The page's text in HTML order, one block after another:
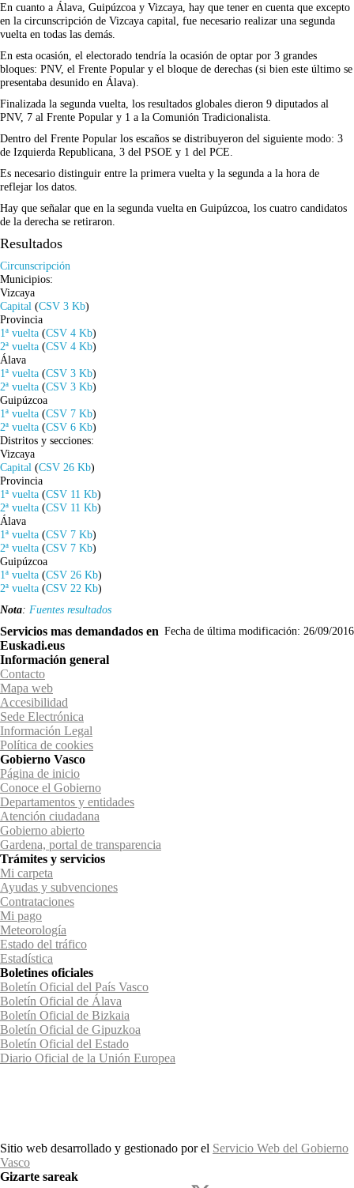
En cuanto a Álava, Guipúzcoa y Vizcaya, hay que tener en cuenta que excepto
en la circunscripción de Vizcaya capital, fue necesario realizar una segunda
vuelta en todas las demás.
En esta ocasión, el electorado tendría la ocasión de optar por 3 grandes
bloques: PNV, el Frente Popular y el bloque de derechas (si bien este último se
presentaba desunido en Álava).
Finalizada la segunda vuelta, los resultados globales dieron 9 diputados al
PNV, 7 al Frente Popular y 1 a la Comunión Tradicionalista.
Dentro del Frente Popular los escaños se distribuyeron del siguiente modo: 3
de Izquierda Republicana, 3 del PSOE y 1 del PCE.
Es necesario distinguir entre la primera vuelta y la segunda a la hora de
reflejar los datos.
Hay que señalar que en la segunda vuelta en Guipúzcoa, los cuatro candidatos
de la derecha se retiraron.
Resultados
Circunscripción
Municipios:
Vizcaya
Capital (CSV 3 Kb)
Provincia
1ª vuelta (CSV 4 Kb)
2ª vuelta (CSV 4 Kb)
Álava
1ª vuelta (CSV 3 Kb)
2ª vuelta (CSV 3 Kb)
Guipúzcoa
1ª vuelta (CSV 7 Kb)
2ª vuelta (CSV 6 Kb)
Distritos y secciones:
Vizcaya
Capital (CSV 26 Kb)
Provincia
1ª vuelta (CSV 11 Kb)
2ª vuelta (CSV 11 Kb)
Álava
1ª vuelta (CSV 7 Kb)
2ª vuelta (CSV 7 Kb)
Guipúzcoa
1ª vuelta (CSV 26 Kb)
2ª vuelta (CSV 22 Kb)
Nota: Fuentes resultados
Fecha de última modificación: 26/09/2016
Servicios mas demandados en
Euskadi.eus
Información general
Contacto
Mapa web
Accesibilidad
Sede Electrónica
Información Legal
Política de cookies
Gobierno Vasco
Página de inicio
Conoce el Gobierno
Departamentos y entidades
Atención ciudadana
Gobierno abierto
Gardena, portal de transparencia
Trámites y servicios
Mi carpeta
Ayudas y subvenciones
Contrataciones
Mi pago
Meteorología
Estado del tráfico
Estadística
Boletines oficiales
Boletín Oficial del País Vasco
Boletín Oficial de Álava
Boletín Oficial de Bizkaia
Boletín Oficial de Gipuzkoa
Boletín Oficial del Estado
Diario Oficial de la Unión Europea
Sitio web desarrollado y gestionado por el Servicio Web del Gobierno
Vasco
Gizarte sareak